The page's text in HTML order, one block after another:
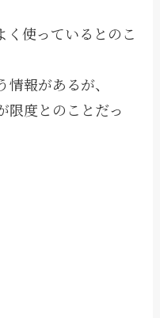
く使っているとのこ
報があるが、
限度とのことだっ